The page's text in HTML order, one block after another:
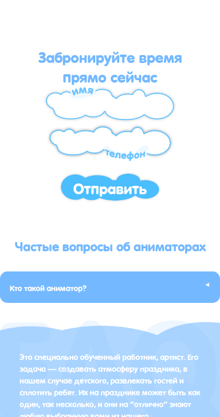
Забронируйте время
прямо сейчас
Отправить
Частые вопросы об аниматорах
Кто такой аниматор? ▸
Это специально обученный работник, артист. Его
задача — создавать атмосферу праздника, в
нашем случае детского, развлекать гостей и
сплотить ребят. Их на празднике может быть как
один, так несколько, и они на “отлично” знают